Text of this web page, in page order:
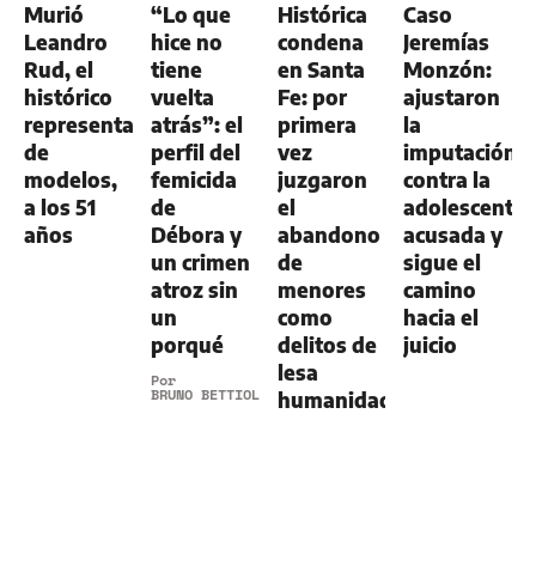
Murió
Leandro
Rud, el
histórico
representante
de
modelos,
a los 51
años
“Lo que
hice no
tiene
vuelta
atrás”: el
perfil del
femicida
de
Débora y
un crimen
atroz sin
un
porqué
Por
BRUNO BETTIOL
Histórica
condena
en Santa
Fe: por
primera
vez
juzgaron
el
abandono
de
menores
como
delitos de
lesa
humanidad
Caso
Jeremías
Monzón:
ajustaron
la
imputación
contra la
adolescente
acusada y
sigue el
camino
hacia el
juicio